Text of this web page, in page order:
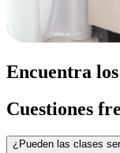
Encuentra
Cuestiones
¿Pueden las clases